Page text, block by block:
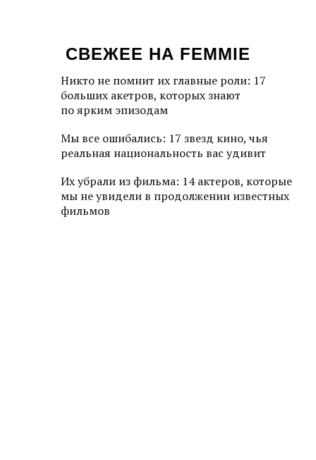
СВЕЖЕЕ НА FEMMIE
Никто не помнит их главные роли: 17
больших акетров, которых знают
по ярким эпизодам
Мы все ошибались: 17 звезд кино, чья
реальная национальность вас удивит
Их убрали из фильма: 14 актеров, которые
мы не увидели в продолжении известных
фильмов